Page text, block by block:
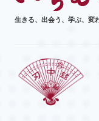
生きる、出会う、学ぶ、変